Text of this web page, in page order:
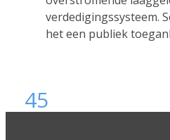
verdedigingssysteem.
het een publiek
45